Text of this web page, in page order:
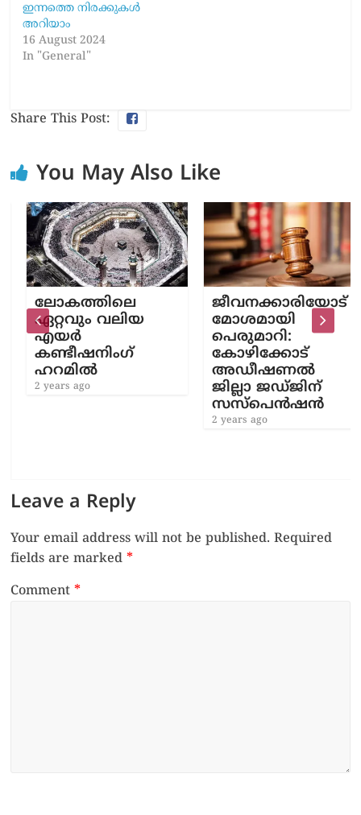
ഇന്നത്തെ നിരക്കുകള്‍
അറിയാം
16 August 2024
In "General"
Share This Post:
You May Also Like
ലോകത്തിലെ
ഏറ്റവും വലിയ
എയർ
കണ്ടീഷനിംഗ്
ഹറമിൽ
2 years ago
ജീവനക്കാരിയോട്
മോശമായി
പെരുമാറി:
കോഴിക്കോട്
അഡീഷണൽ
ജില്ലാ ജഡ്ജിന്
സസ്‌പെൻഷൻ
2 years ago
Leave a Reply
Your email address will not be published. Required
fields are marked*
Comment*